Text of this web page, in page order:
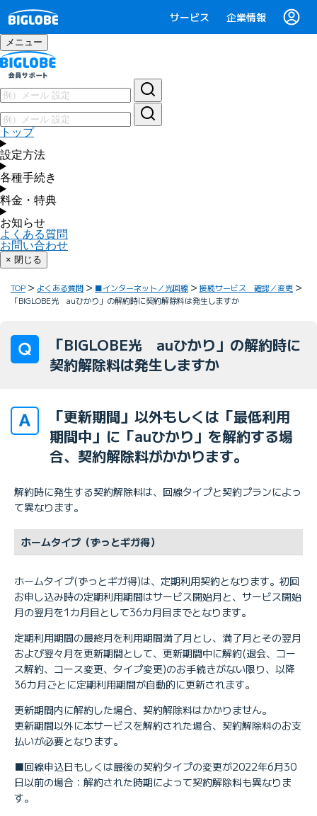
サービス 企業情報
メニュー
トップ
設定方法
各種手続き
料金・特典
お知らせ
よくある質問
お問い合わせ
× 閉じる
TOP よくある質問 ■インターネット／光回線
接続サービス 確認／変更
「BIGLOBE光 auひかり」の解約時に契約解除料は発生しますか
「BIGLOBE光 auひかり」の解約時に
契約解除料は発生しますか
「更新期間」以外もしくは「最低利用
期間中」に「auひかり」を解約する場
合、契約解除料がかかります。
解約時に発生する契約解除料は、回線タイプと契約プランによっ
て異なります。
ホームタイプ（ずっとギガ得）
ホームタイプ(ずっとギガ得)は、定期利用契約となります。初回
お申し込み時の定期利用期間はサービス開始月と、サービス開始
月の翌月を1カ月目として36カ月目までとなります。
定期利用期間の最終月を利用期間満了月とし、満了月とその翌月
および翌々月を更新期間として、更新期間中に解約(退会、コー
ス解約、コース変更、タイプ変更)のお手続きがない限り、以降
36カ月ごとに定期利用期間が自動的に更新されます。
更新期間内に解約した場合、契約解除料はかかりません。
更新期間以外に本サービスを解約された場合、契約解除料のお支
払いが必要となります。
■回線申込日もしくは最後の契約タイプの変更が2022年6月30
日以前の場合：解約された時期によって契約解除料も異なりま
す。